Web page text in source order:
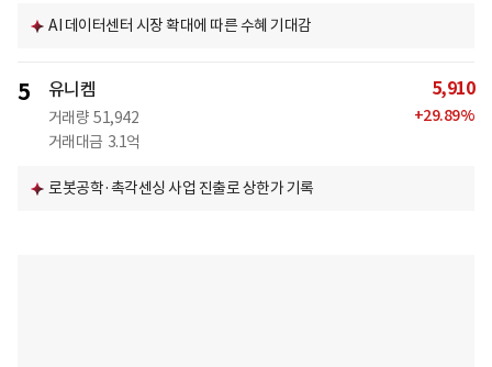
AI 데이터센터 시장 확대에 따른 수혜 기대감
5 유니켐
거래량 51,942
거래대금 3.1억
5,910
+29.89%
로봇공학·촉각센싱 사업 진출로 상한가 기록